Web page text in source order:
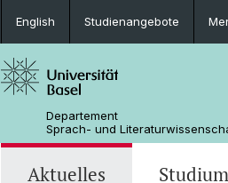
English Studienangebote
Departement
Sprach- und
Aktuelles Studium